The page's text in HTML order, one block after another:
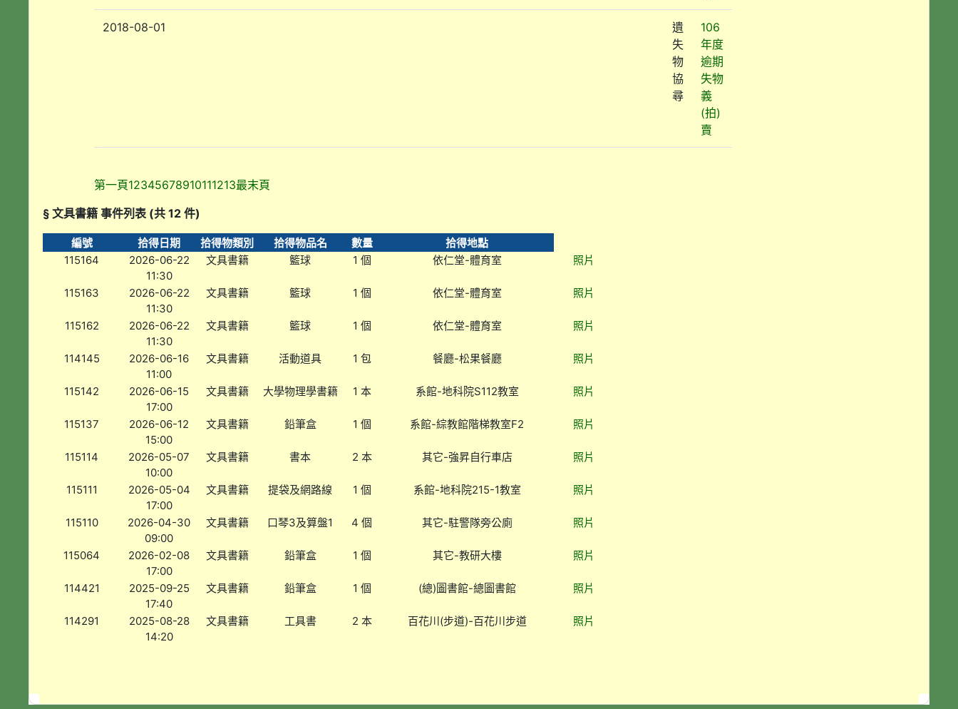
2018-08-01
遺
失
物
協
尋
106
年度
逾期
失物
義
(拍)
賣
第一頁12345678910111213最末頁
§ 文具書籍 事件列表 (共 12 件)
編號 拾得日期 拾得物類別 拾得物品名 數量
拾得地點
115164
2026-06-22
11:30
文具書籍 籃球 1 個 依仁堂-體育室 照片
115163
2026-06-22
11:30
文具書籍 籃球 1 個 依仁堂-體育室 照片
115162
2026-06-22
11:30
文具書籍 籃球 1 個 依仁堂-體育室 照片
114145
2026-06-16
11:00
文具書籍 活動道具 1 包 餐廳-松果餐廳 照片
115142
2026-06-15
17:00
文具書籍 大學物理學書籍 1 本 系館-地科院S112教室 照片
115137
2026-06-12
15:00
文具書籍 鉛筆盒 1 個 系館-綜教館階梯教室F2 照片
115114
2026-05-07
10:00
文具書籍 書本 2 本 其它-強昇自行車店 照片
115111
2026-05-04
17:00
文具書籍 提袋及網路線 1 個 系館-地科院215-1教室 照片
115110
2026-04-30
09:00
文具書籍 口琴3及算盤1 4 個 其它-駐警隊旁公廁 照片
115064
2026-02-08
17:00
文具書籍 鉛筆盒 1 個 其它-教研大樓 照片
114421
2025-09-25
17:40
文具書籍 鉛筆盒 1 個 (總)圖書館-總圖書館 照片
114291
2025-08-28
14:20
文具書籍 工具書 2 本 百花川(步道)-百花川步道 照片